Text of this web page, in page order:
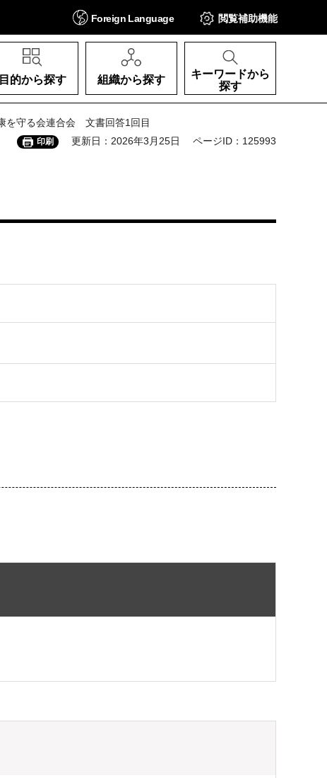
Foreign Language 閲覧補助機能
目的から探す 組織から探す
キーワードから
探す
を守る会連合会 文書回答1回目
印刷 更新日：2026年3月25日 ページID：125993